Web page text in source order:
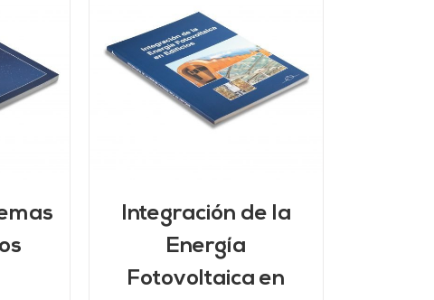
Integración de la
Energía
Fotovoltaica en